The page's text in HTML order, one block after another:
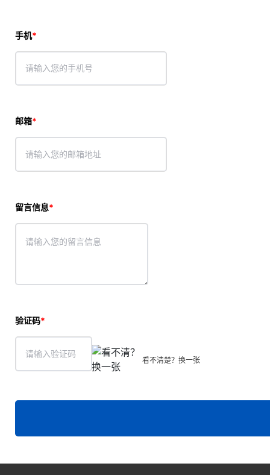
手机
邮箱
留言信息
验证码
看不清楚？换一张